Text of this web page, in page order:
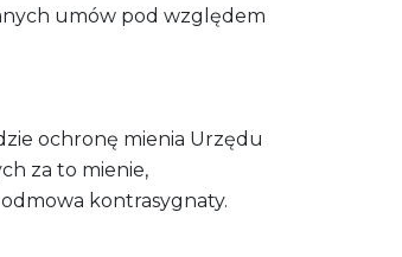
umów pod względem
ochronę mienia Urzędu
za to mienie,
kontrasygnaty.